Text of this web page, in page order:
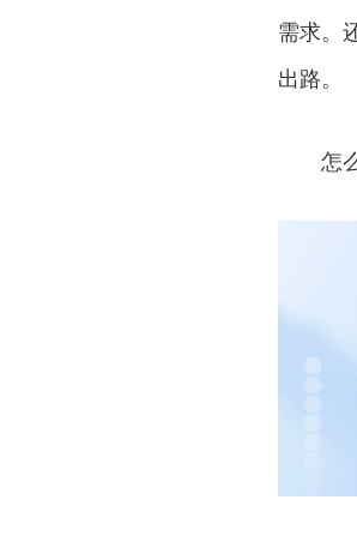
需求。
出路。
怎